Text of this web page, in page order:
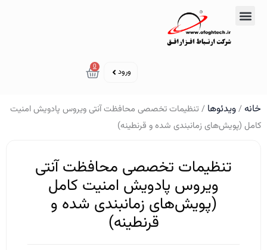
پرش
ورود 0
سبد خرید
خانه/ویدئوها / تنظیمات تخصصی محافظت آنتی ویروس پادویش امنیت
کامل (پویش‌های زمانبندی شده و قرنطینه)
تنظیمات تخصصی محافظت آنتی
ویروس پادویش امنیت کامل
(پویش‌های زمانبندی شده و
قرنطینه)